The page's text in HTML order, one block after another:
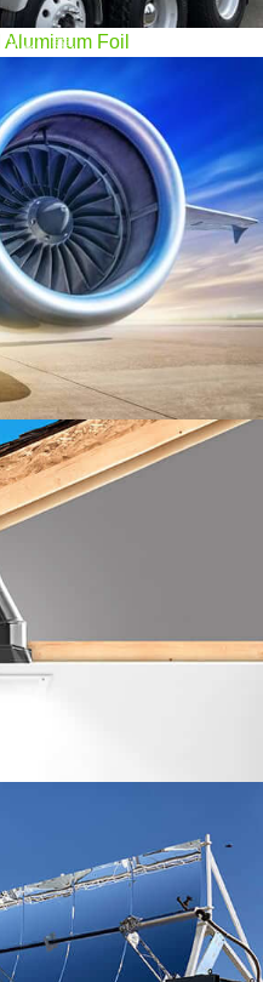
ェイ製品), 内側の印刷
等.
装置
や天窓が現実的ではな
れるように設計された革
ションです。.
ルミシート
ートは、より多くの太
ことで太陽エネルギー
を果たします。. この記
光効率をどのように向
類, 仕様, 特徴, と利点,
的な通説や誤解にも対処
アルミホイル
説明します, アプリケー
ト, 制限, 代替案, シーリ
イルに関連する安全性の